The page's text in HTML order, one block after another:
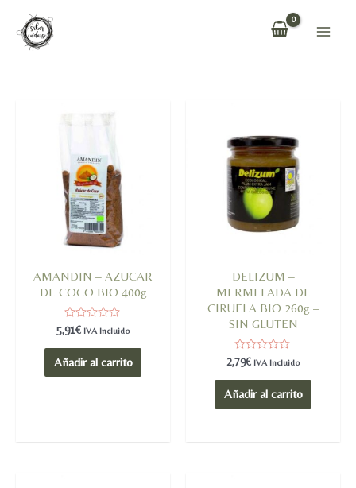
contenido
AMANDIN – AZUCAR
DE COCO BIO 400g
Valorado
en
0
de
5
5,91€ IVA Incluido
Añadir al carrito
DELIZUM –
MERMELADA DE
CIRUELA BIO 260g –
SIN GLUTEN
Valorado
en
0
de
5
2,79€ IVA Incluido
Añadir al carrito